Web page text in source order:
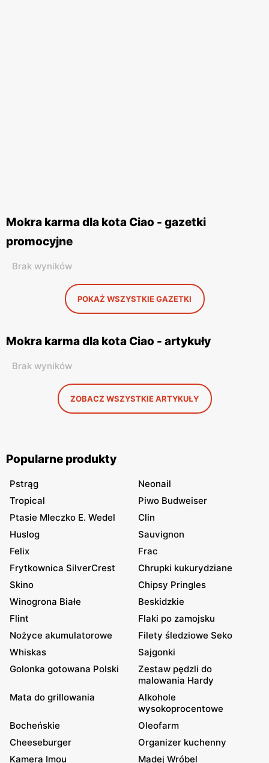
Mokra karma dla kota Ciao - gazetki
promocyjne
Brak wyników
POKAŻ WSZYSTKIE GAZETKI
Mokra karma dla kota Ciao - artykuły
Brak wyników
ZOBACZ WSZYSTKIE ARTYKUŁY
Popularne produkty
Pstrąg
Neonail
Tropical
Piwo Budweiser
Ptasie Mleczko E. Wedel
Clin
Huslog
Sauvignon
Felix
Frac
Frytkownica SilverCrest
Chrupki kukurydziane
Skino
Chipsy Pringles
Winogrona Białe
Beskidzkie
Flint
Flaki po zamojsku
Nożyce akumulatorowe
Filety śledziowe Seko
Whiskas
Sajgonki
Golonka gotowana Polski
Zestaw pędzli do
malowania Hardy
Mata do grillowania
Alkohole
wysokoprocentowe
Bocheńskie
Oleofarm
Cheeseburger
Organizer kuchenny
Kamera Imou
Madej Wróbel